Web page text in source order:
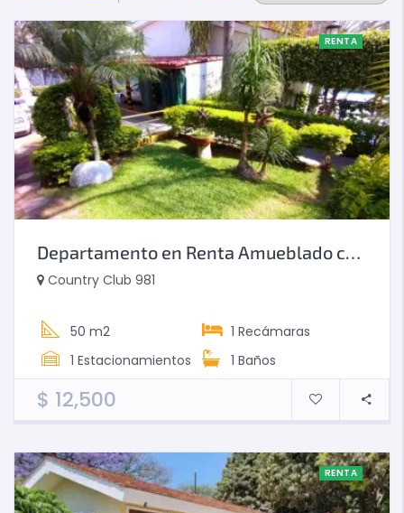
RENTA
Departamento en Renta Amueblado cerca Aeropuerto Guadalajara
Country Club 981
50 m2 1 Recámaras
1 Estacionamientos 1 Baños
$ 12,500
RENTA